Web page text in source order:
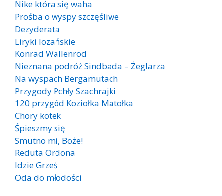
Nike która się waha
Prośba o wyspy szczęśliwe
Dezyderata
Liryki lozańskie
Konrad Wallenrod
Nieznana podróż Sindbada – Żeglarza
Na wyspach Bergamutach
Przygody Pchły Szachrajki
120 przygód Koziołka Matołka
Chory kotek
Śpieszmy się
Smutno mi, Boże!
Reduta Ordona
Idzie Grześ
Oda do młodości